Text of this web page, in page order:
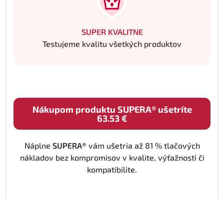
SUPER KVALITNE
Testujeme kvalitu všetkých produktov
Nákupom produktu SUPERA® ušetríte
63.53 €
Náplne SUPERA® vám ušetria až 81 % tlačových
nákladov bez kompromisov v kvalite, výťažnosti či
kompatibilite.